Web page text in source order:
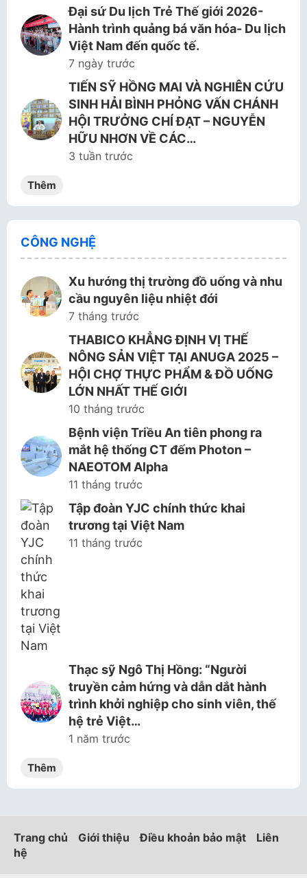
Đại sứ Du lịch Trẻ Thế giới 2026-
Hành trình quảng bá văn hóa- Du lịch
Việt Nam đến quốc tế.
7 ngày trước
TIẾN SỸ HỒNG MAI VÀ NGHIÊN CỨU
SINH HẢI BÌNH PHỎNG VẤN CHÁNH
HỘI TRƯỞNG CHÍ ĐẠT – NGUYỄN
HỮU NHƠN VỀ CÁC…
3 tuần trước
Thêm
CÔNG NGHỆ
Xu hướng thị trường đồ uống và nhu
cầu nguyên liệu nhiệt đới
7 tháng trước
THABICO KHẲNG ĐỊNH VỊ THẾ
NÔNG SẢN VIỆT TẠI ANUGA 2025 –
HỘI CHỢ THỰC PHẨM & ĐỒ UỐNG
LỚN NHẤT THẾ GIỚI
10 tháng trước
Bệnh viện Triều An tiên phong ra
mắt hệ thống CT đếm Photon –
NAEOTOM Alpha
11 tháng trước
Tập đoàn YJC chính thức khai
trương tại Việt Nam
11 tháng trước
Thạc sỹ Ngô Thị Hồng: “Người
truyền cảm hứng và dẫn dắt hành
trình khởi nghiệp cho sinh viên, thế
hệ trẻ Việt…
1 năm trước
Thêm
Trang chủ Giới thiệu Điều khoản bảo mật
Liên
hệ